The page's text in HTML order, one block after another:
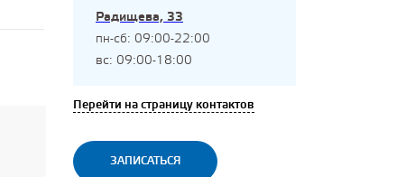
Радищева, 33
пн-сб: 09:00-22:00
вс: 09:00-18:00
Перейти на страницу контактов
ЗАПИСАТЬСЯ